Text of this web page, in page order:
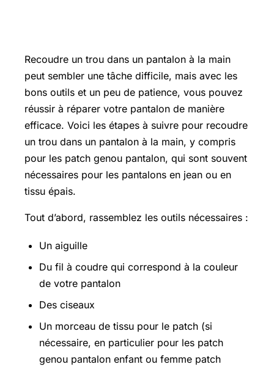
Recoudre un trou dans un pantalon à la main
peut sembler une tâche difficile, mais avec les
bons outils et un peu de patience, vous pouvez
réussir à réparer votre pantalon de manière
efficace. Voici les étapes à suivre pour recoudre
un trou dans un pantalon à la main, y compris
pour les patch genou pantalon, qui sont souvent
nécessaires pour les pantalons en jean ou en
tissu épais.
Tout d’abord, rassemblez les outils nécessaires :
Un aiguille
Du fil à coudre qui correspond à la couleur
de votre pantalon
Des ciseaux
Un morceau de tissu pour le patch (si
nécessaire, en particulier pour les patch
genou pantalon enfant ou femme patch